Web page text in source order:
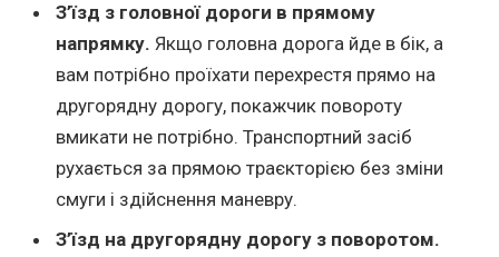
З’їзд з головної дороги в прямому
напрямку. Якщо головна дорога йде в бік, а
вам потрібно проїхати перехрестя прямо на
другорядну дорогу, покажчик повороту
вмикати не потрібно. Транспортний засіб
рухається за прямою траєкторією без зміни
смуги і здійснення маневру.
З’їзд на другорядну дорогу з поворотом.